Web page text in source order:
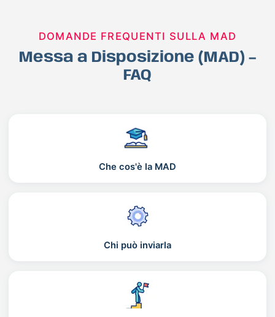
DOMANDE FREQUENTI SULLA MAD
Messa a Disposizione (MAD) –
FAQ
Che cos'è la MAD
Chi può inviarla